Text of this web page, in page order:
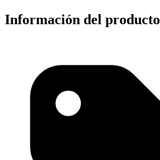
Información del producto